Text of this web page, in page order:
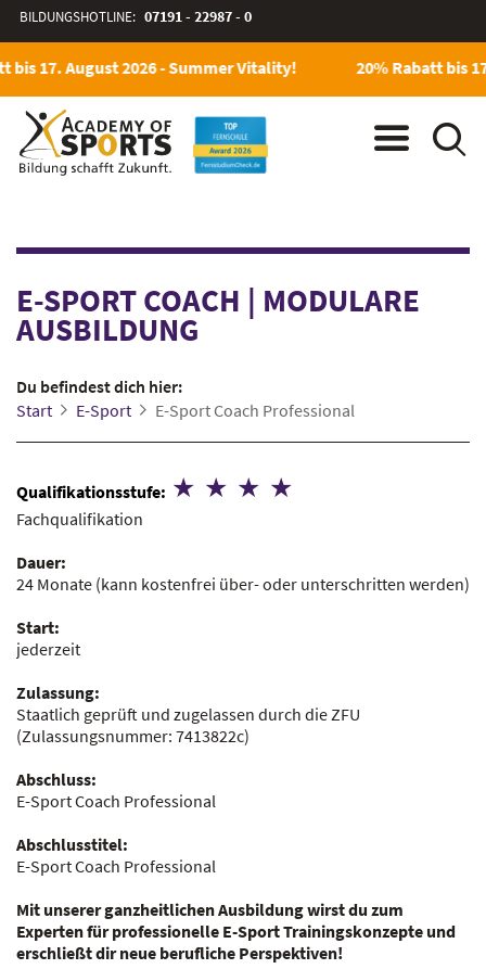
BILDUNGSHOTLINE: 07191 - 22987 - 0
bis 17. August 2026 - Summer Vitality! 20% Rabatt bis
E-SPORT COACH | MODULARE
AUSBILDUNG
Du befindest dich hier:
Start
E-Sport E-Sport Coach Professional
Qualifikationsstufe:
Fachqualifikation
Dauer:
24 Monate (kann kostenfrei über- oder unterschritten werden)
Start:
jederzeit
Zulassung:
Staatlich geprüft und zugelassen durch die ZFU
(Zulassungsnummer: 7413822c)
Abschluss:
E-Sport Coach Professional
Abschlusstitel:
E-Sport Coach Professional
Mit unserer ganzheitlichen Ausbildung wirst du zum
Experten für professionelle E-Sport Trainingskonzepte und
erschließt dir neue berufliche Perspektiven!